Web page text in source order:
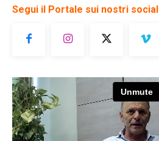
Segui il Portale sui nostri social